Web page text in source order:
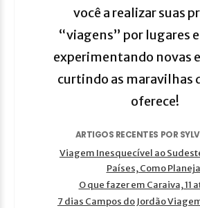
você a realizar suas
“viagens” por lugares
experimentando novas
curtindo as maravilhas
oferece!
ARTIGOS RECENTES POR
Viagem Inesquecível ao
Países, Como
O que fazer em Caraiva, 11
7 dias Campos do Jordão